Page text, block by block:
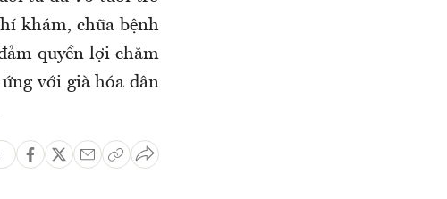
khám, chữa bệnh
quyền lợi chăm
với già hóa dân